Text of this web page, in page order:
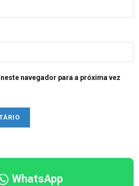
navegador para a próxima vez
WhatsApp